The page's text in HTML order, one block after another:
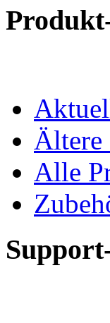
Ältere
Alle